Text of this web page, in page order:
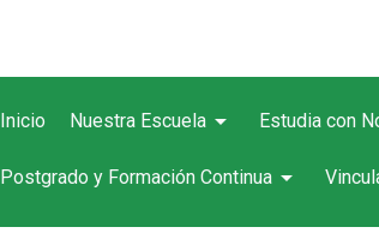
Inicio Nuestra Escuela arrow_drop_down Estudia con
Postgrado y Formación Continua arrow_drop_down